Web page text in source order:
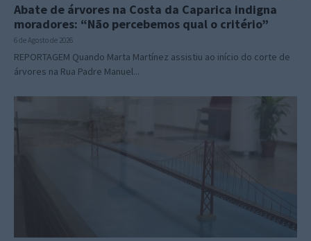
Abate de árvores na Costa da Caparica indigna
moradores: “Não percebemos qual o critério”
6 de Agosto de 2026
REPORTAGEM Quando Marta Martínez assistiu ao início do corte de
árvores na Rua Padre Manuel...